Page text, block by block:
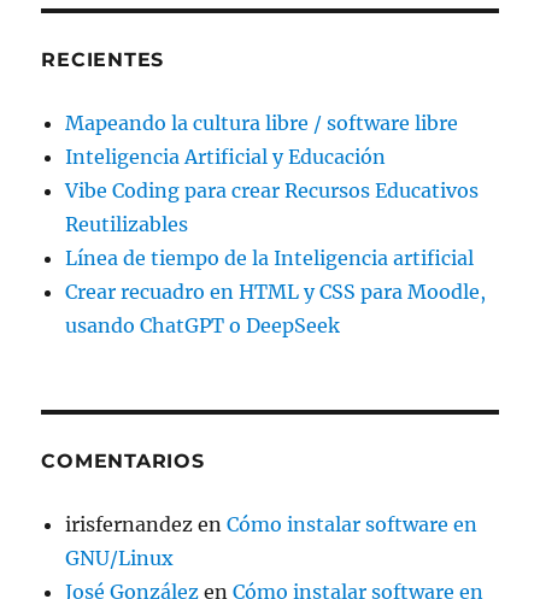
RECIENTES
Mapeando la cultura libre / software libre
Inteligencia Artificial y Educación
Vibe Coding para crear Recursos Educativos
Reutilizables
Línea de tiempo de la Inteligencia artificial
Crear recuadro en HTML y CSS para Moodle,
usando ChatGPT o DeepSeek
COMENTARIOS
irisfernandez enCómo instalar software en
GNU/Linux
José González enCómo instalar software en